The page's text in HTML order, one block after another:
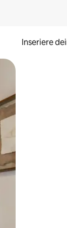
Inseriere
oder